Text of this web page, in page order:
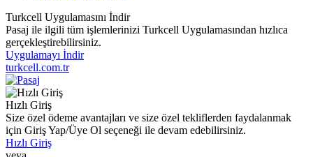
Turkcell Uygulamasını İndir
Pasaj ile ilgili tüm işlemlerinizi Turkcell Uygulamasından hızlıca
gerçekleştirebilirsiniz.
Uygulamayı İndir
turkcell.com.tr
Hızlı Giriş
Size özel ödeme avantajları ve size özel tekliflerden faydalanmak
için Giriş Yap/Üye Ol seçeneği ile devam edebilirsiniz.
Hızlı Giriş